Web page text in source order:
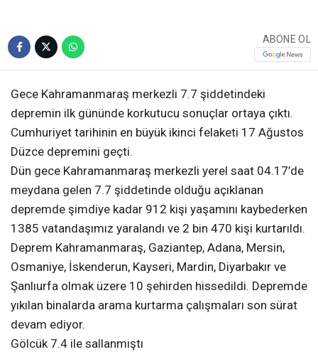
ABONE OL
Gece Kahramanmaraş merkezli 7.7 şiddetindeki
depremin ilk gününde korkutucu sonuçlar ortaya çıktı.
Cumhuriyet tarihinin en büyük ikinci felaketi 17 Ağustos
Düzce depremini geçti.
Dün gece Kahramanmaraş merkezli yerel saat 04.17’de
meydana gelen 7.7 şiddetinde olduğu açıklanan
depremde şimdiye kadar 912 kişi yaşamını kaybederken
1385 vatandaşımız yaralandı ve 2 bin 470 kişi kurtarıldı.
Deprem Kahramanmaraş, Gaziantep, Adana, Mersin,
Osmaniye, İskenderun, Kayseri, Mardin, Diyarbakır ve
Şanlıurfa olmak üzere 10 şehirden hissedildi. Depremde
yıkılan binalarda arama kurtarma çalışmaları son sürat
devam ediyor.
Gölcük 7.4 ile sallanmıştı